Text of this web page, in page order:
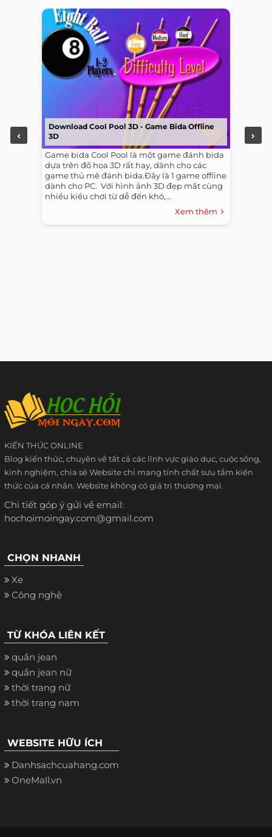
Download Cool Pool 3D - Game Bida Offline
3D
Game bida Cool Pool là một game đánh bida
dựa trên đồ họa 3D rất hay, dành cho các
game thủ mê đánh bida.Đây là 1 game offline
dành cho PC. ​ Với hình ảnh 3D đẹp mắt cùng
nhiều kiểu chơi từ dễ đến khó,...
Xem thêm
KIẾN THỨC ONLINE
Blog kiến thức, chuyên về tất cả các lĩnh vực giáo dục, cuộc sống,
kinh nghiệm, chia sẻ Website chỉ mang tính chất sưu tầm kiến
thức của cá nhân. Website không có giá trị thương mại.
Chi tiết góp ý gửi về email:
hochoimoingay.com@gmail.com
CHỌN NHANH
Xe
Công nghệ
TỪ KHÓA LIÊN KẾT
quần jean
quần jean nữ
thời trang nữ
thời trang nam
WEBSITE HỮU ÍCH
Danhsachcuahang.com
OneMall.vn